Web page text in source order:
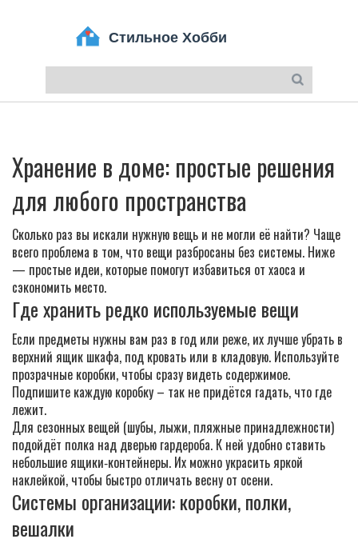
Хранение в доме: простые решения
для любого пространства
Сколько раз вы искали нужную вещь и не могли её найти? Чаще
всего проблема в том, что вещи разбросаны без системы. Ниже
— простые идеи, которые помогут избавиться от хаоса и
сэкономить место.
Где хранить редко используемые вещи
Если предметы нужны вам раз в год или реже, их лучше убрать в
верхний ящик шкафа, под кровать или в кладовую. Используйте
прозрачные коробки, чтобы сразу видеть содержимое.
Подпишите каждую коробку – так не придётся гадать, что где
лежит.
Для сезонных вещей (шубы, лыжи, пляжные принадлежности)
подойдёт полка над дверью гардероба. К ней удобно ставить
небольшие ящики‑контейнеры. Их можно украсить яркой
наклейкой, чтобы быстро отличать весну от осени.
Системы организации: коробки, полки,
вешалки